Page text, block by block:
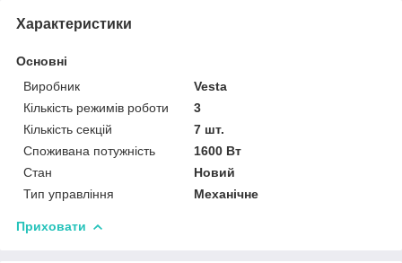
Характеристики
Основні
Виробник
Vesta
Кількість режимів роботи
3
Кількість секцій
7 шт.
Споживана потужність
1600 Вт
Стан
Новий
Тип управління
Механічне
Приховати